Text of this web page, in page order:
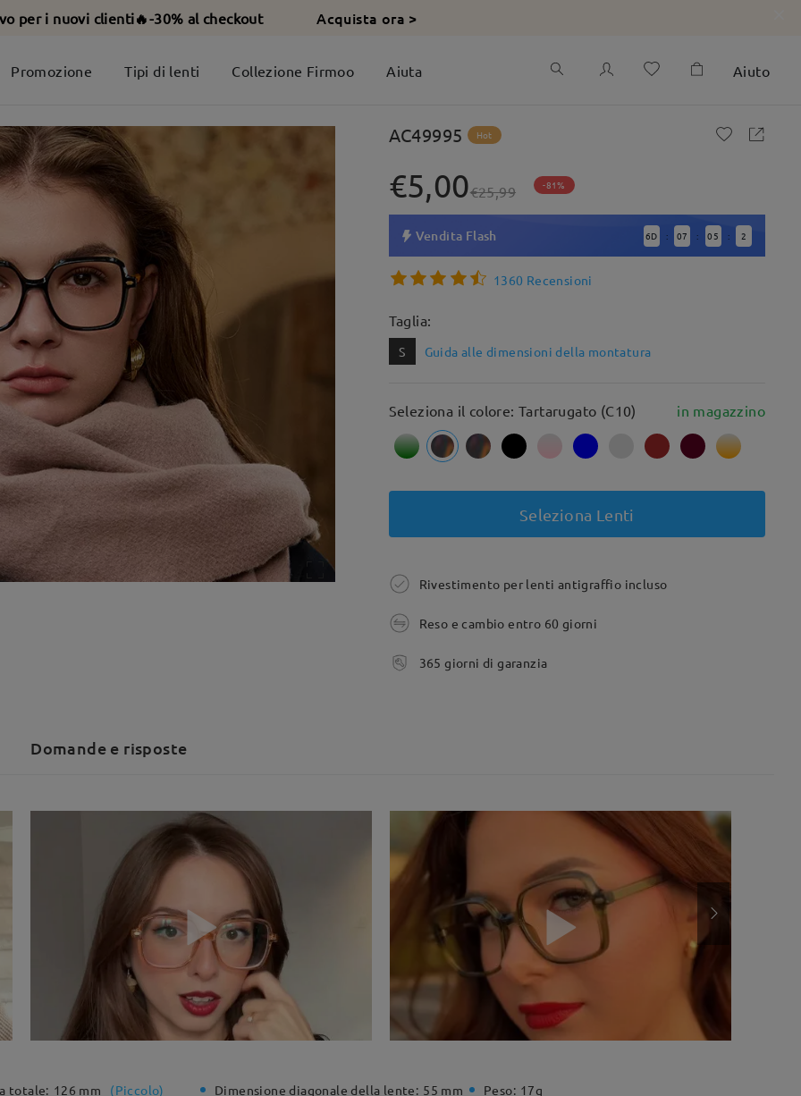
per i nuovi clienti🔥-30% al checkout Acquista ora >
Promozione Tipi di lenti Collezione Firmoo Aiuta Aiuto
AC49995 Hot
€5,00€25,99 -81%
Vendita Flash 6D : 07 : 05 : 0
1360 Recensioni
Taglia:
S Guida alle dimensioni della montatura
Seleziona il colore: Tartarugato (C10) in magazzino
Seleziona Lenti
Rivestimento per lenti antigraffio incluso
Reso e cambio entro 60 giorni
365 giorni di garanzia
Domande e risposte
totale: 126 mm (Piccolo) Dimensione diagonale della lente: 55 mm Peso: 17g